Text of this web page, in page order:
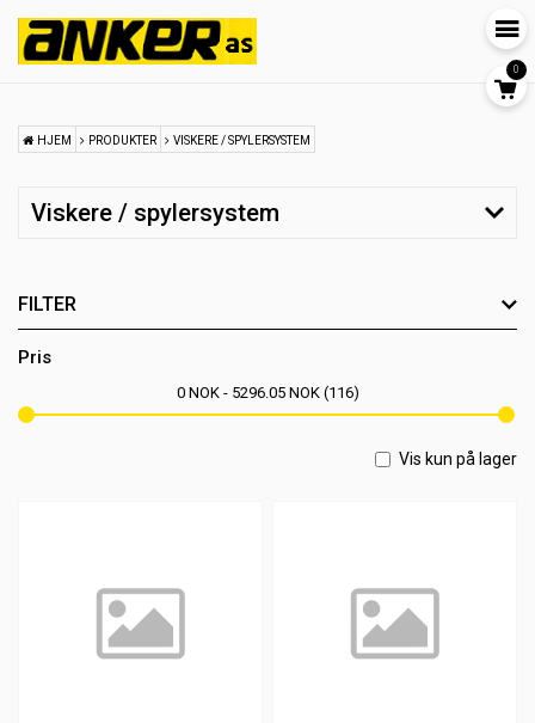
0
HJEM PRODUKTER VISKERE / SPYLERSYSTEM
Viskere / spylersystem
FILTER
Pris
0 NOK 5296.05 NOK 116
Vis kun på lager